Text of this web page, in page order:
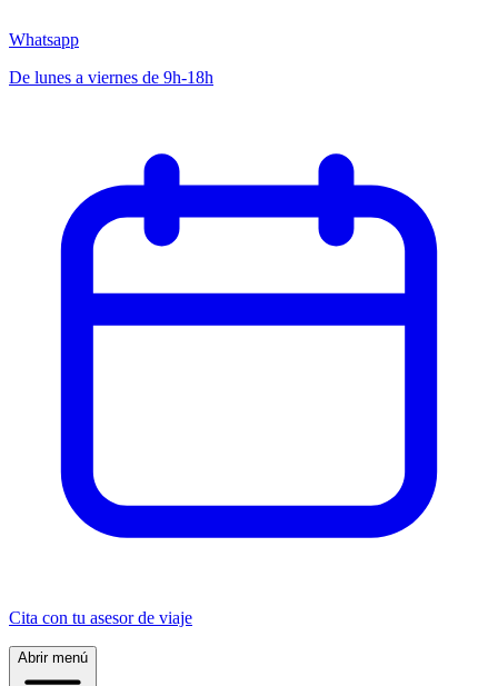
Whatsapp
De lunes a viernes de 9h-18h
Cita con tu asesor de viaje
Abrir menú